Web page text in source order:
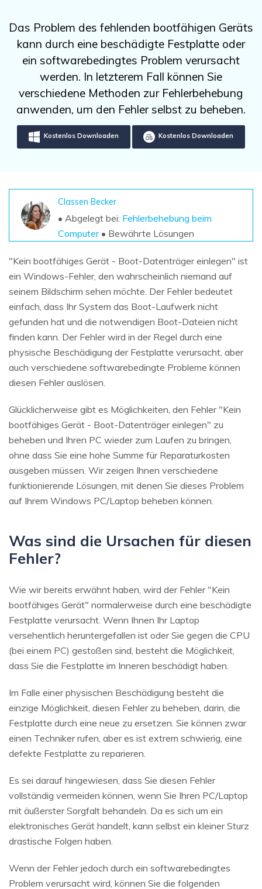
Kostenlos Testen
Recoverit kostenlos
Verlorene/gel?schte Daten kostenlos
wiederherstellen
Kostenlos Testen
Weitere Produkte
Repairit - Datenreparatur
UBackit - Datensicherung
Datenverlust-Szenarien
ALLE FUNKTIONEN ENTDECKEN
Aktuelles Thema
search
Das Problem des fehlenden bootfähigen Geräts
kann durch eine beschädigte Festplatte oder
ein softwarebedingtes Problem verursacht
werden. In letzterem Fall können Sie
verschiedene Methoden zur Fehlerbehebung
anwenden, um den Fehler selbst zu beheben.
Kostenlos Downloaden Kostenlos Downloaden
Classen Becker
• Abgelegt bei: Fehlerbehebung beim
Computer• Bewährte Lösungen
"Kein bootfähiges Gerät - Boot-Datenträger einlegen" ist
ein Windows-Fehler, den wahrscheinlich niemand auf
seinem Bildschirm sehen möchte. Der Fehler bedeutet
einfach, dass Ihr System das Boot-Laufwerk nicht
gefunden hat und die notwendigen Boot-Dateien nicht
finden kann. Der Fehler wird in der Regel durch eine
physische Beschädigung der Festplatte verursacht, aber
auch verschiedene softwarebedingte Probleme können
diesen Fehler auslösen.
Glücklicherweise gibt es Möglichkeiten, den Fehler "Kein
bootfähiges Gerät - Boot-Datenträger einlegen" zu
beheben und Ihren PC wieder zum Laufen zu bringen,
ohne dass Sie eine hohe Summe für Reparaturkosten
ausgeben müssen. Wir zeigen Ihnen verschiedene
funktionierende Lösungen, mit denen Sie dieses Problem
auf Ihrem Windows PC/Laptop beheben können.
Was sind die Ursachen für diesen
Fehler?
Wie wir bereits erwähnt haben, wird der Fehler "Kein
bootfähiges Gerät" normalerweise durch eine beschädigte
Festplatte verursacht. Wenn Ihnen Ihr Laptop
versehentlich heruntergefallen ist oder Sie gegen die CPU
(bei einem PC) gestoßen sind, besteht die Möglichkeit,
dass Sie die Festplatte im Inneren beschädigt haben.
Im Falle einer physischen Beschädigung besteht die
einzige Möglichkeit, diesen Fehler zu beheben, darin, die
Festplatte durch eine neue zu ersetzen. Sie können zwar
einen Techniker rufen, aber es ist extrem schwierig, eine
defekte Festplatte zu reparieren.
Es sei darauf hingewiesen, dass Sie diesen Fehler
vollständig vermeiden können, wenn Sie Ihren PC/Laptop
mit äußerster Sorgfalt behandeln. Da es sich um ein
elektronisches Gerät handelt, kann selbst ein kleiner Sturz
drastische Folgen haben.
Wenn der Fehler jedoch durch ein softwarebedingtes
Problem verursacht wird, können Sie die folgenden